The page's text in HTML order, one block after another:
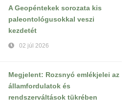
A Geopéntekek sorozata kis
paleontológusokkal veszi
kezdetét
02 júl 2026
Megjelent: Rozsnyó emlékjelei az
államfordulatok és
rendszerváltások tükrében